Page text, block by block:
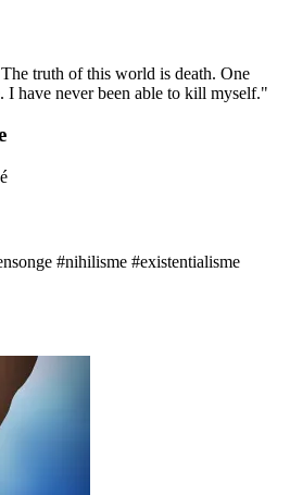
truth of this world is death. One
I have never been able to kill myself."
#nihilisme #existentialisme